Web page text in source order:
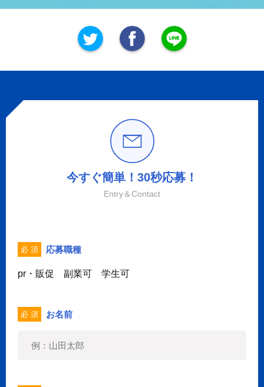
今すぐ簡単！30秒応募！
Entry＆Contact
必 須 応募職種
pr・販促 副業可 学生可
必 須 お名前